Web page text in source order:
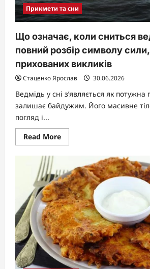
Прикмети та сни
Що означає, коли сниться
повний розбір символу сили,
прихованих викликів
Стаценко Ярослав 30.06.2026
Ведмідь у сні з’являється як потужна
залишає байдужим. Його масивне
погляд і...
Read MoreRead
more
означає,
коли
сниться
ведмідь:
повний
розбір
символу
сили,
інтуїції
та
прихованих
викликів